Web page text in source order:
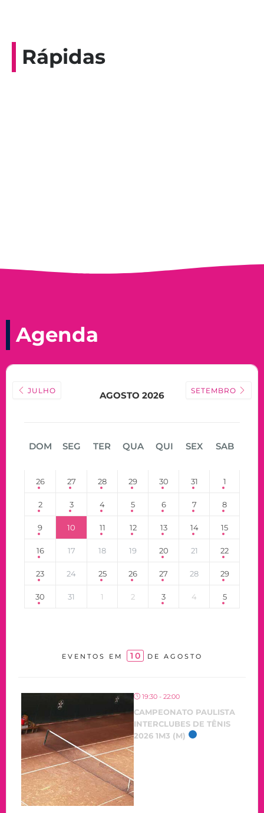
Rápidas
Agenda
JULHO AGOSTO 2026 SETEMBRO
DOM SEG TER QUA QUI SEX SAB
26 27 28 29 30 31 1
2 3 4 5 6 7 8
9 10 11 12 13 14 15
16 17 18 19 20 21 22
23 24 25 26 27 28 29
30 31 1 2 3 4 5
EVENTOS EM 10 DE AGOSTO
19:30 - 22:00
CAMPEONATO PAULISTA
INTERCLUBES DE TÊNIS
2026 1M3 (M)